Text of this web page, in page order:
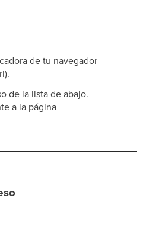
de tu navegador
de la lista de abajo.
a la página